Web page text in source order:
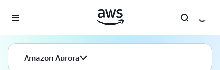
Amazon Aurora